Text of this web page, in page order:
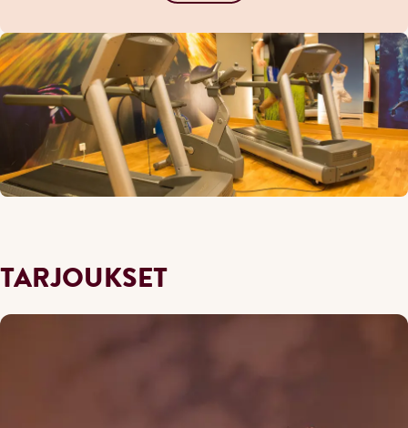
TARJOUKSET